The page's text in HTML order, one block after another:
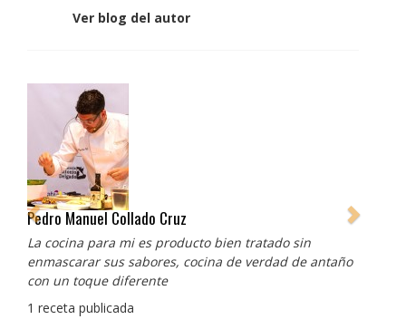
Ver blog del autor
Albert Adrià
Redes sociales:
https://www.instagram.com/enigma_albertadria/
https://www.instagram.com/albertadriaprojects/
3 recetas publicadas